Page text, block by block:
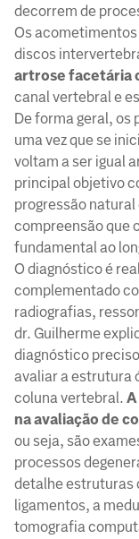
decorrem de
Os
discos
artrose facetária
canal vertebral e
De forma geral, os
uma vez que se
voltam a ser igual
principal objetivo
progressão
compreensão que
fundamental ao
O diagnóstico é
complementado
radiografias,
dr. Guilherme
diagnóstico
avaliar a estrutura
coluna vertebral.
na avaliação de
ou seja, são
processos
detalhe estruturas
ligamentos, a
tomografia